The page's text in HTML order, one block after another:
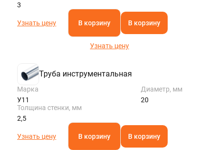
3
Узнать цену В корзину В корзину
Узнать цену
Труба инструментальная
Марка
У11
Диаметр, мм
20
Толщина стенки, мм
2,5
Узнать цену В корзину В корзину